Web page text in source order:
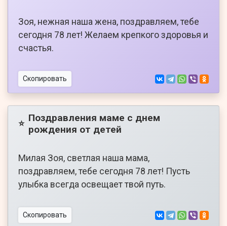
Зоя, нежная наша жена, поздравляем, тебе
сегодня 78 лет! Желаем крепкого здоровья и
счастья.
Скопировать
⭐ Поздравления маме с днем
рождения от детей
Милая Зоя, светлая наша мама,
поздравляем, тебе сегодня 78 лет! Пусть
улыбка всегда освещает твой путь.
Скопировать